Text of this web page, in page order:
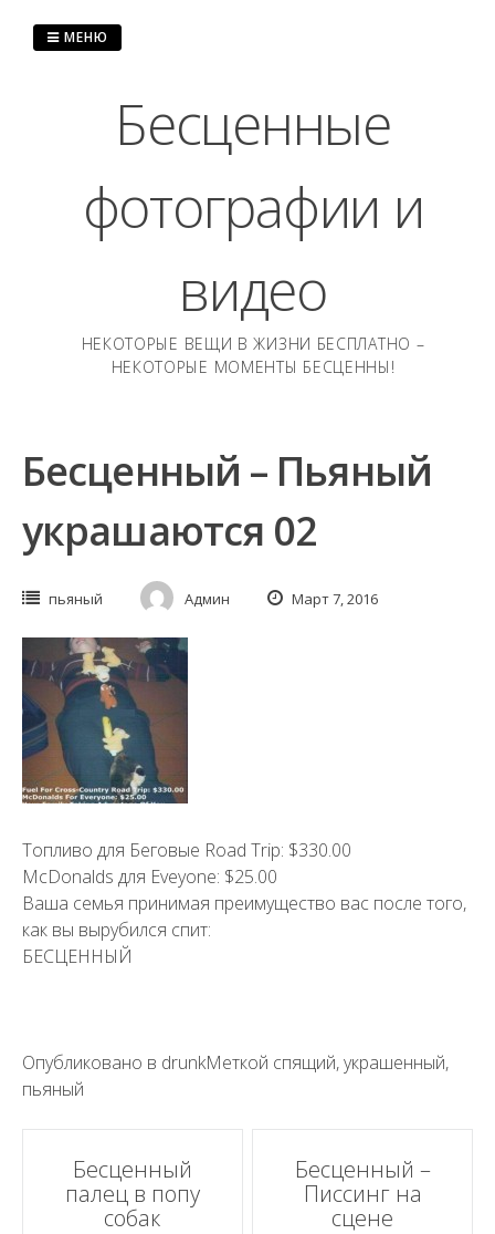
Бесценные
фотографии и
видео
НЕКОТОРЫЕ ВЕЩИ В ЖИЗНИ БЕСПЛАТНО –
НЕКОТОРЫЕ МОМЕНТЫ БЕСЦЕННЫ!
МЕНЮ
Бесценный – Пьяный
украшаются 02
пьяный Админ Март 7, 2016
Топливо для Беговые Road Trip: $330.00
McDonalds для Eveyone: $25.00
Ваша семья принимая преимущество вас после того,
как вы вырубился спит:
БЕСЦЕННЫЙ
Опубликовано в drunkМеткой спящий,украшенный,
пьяный
Пост
навигации
Бесценный
палец в попу
собак
Бесценный –
Писсинг на
сцене